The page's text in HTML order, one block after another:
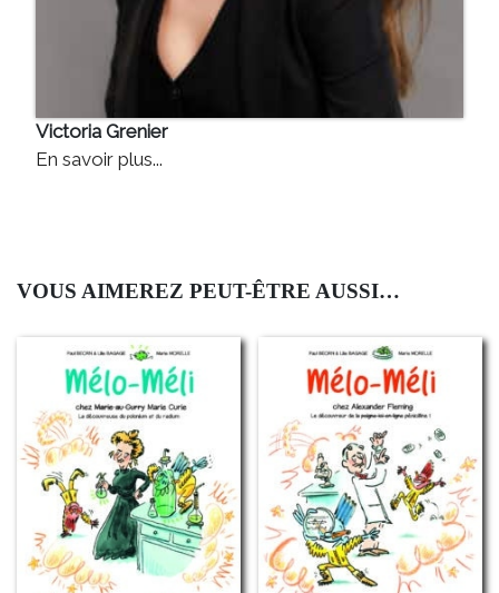
Victoria Grenier
En savoir plus...
VOUS AIMEREZ PEUT-ÊTRE AUSSI…